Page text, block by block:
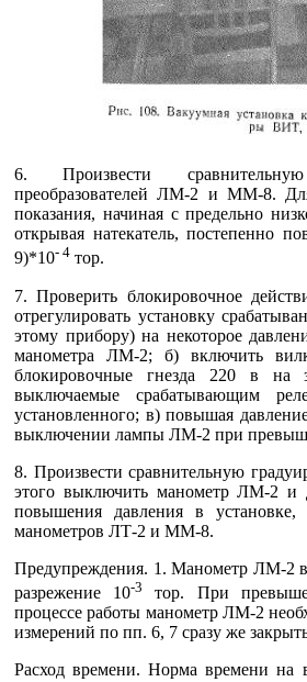
6. Произвести
преобразователей ЛМ-2 и ММ-8.
показания, начиная с предельно
открывая натекатель, постепенно
9)*10- 4 тор.
7. Проверить блокировочное
отрегулировать установку
этому прибору) на некоторое
манометра ЛМ-2; б) включить
блокировочные гнезда 220 в на
выключаемые срабатывающим
установленного; в) повышая
выключении лампы ЛМ-2 при
8. Произвести сравнительную
этого выключить манометр ЛМ-2 и
повышения давления в установке,
манометров ЛТ-2 и ММ-8.
Предупреждения. 1. Манометр ЛМ-2
разрежение 10-3
тор. При
процессе работы манометр ЛМ-2
измерений по пп. 6, 7 сразу же
Расход времени. Норма времени на